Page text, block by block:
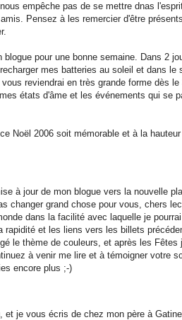
empêche pas de se mettre dnas
Pensez à les remercier d'être
pour une bonne semaine. Dans 2
mes batteries au soleil et dans le
reviendrai en très grande forme dès le
états d'âme et les événements qui se
Noël 2006 soit mémorable et à la
à jour de mon blogue vers la nouvelle
changer grand chose pour vous, chers
dans la facilité avec laquelle je pourrai
rapidité et les liens vers les billets
le thème de couleurs, et après les Fêtes
à venir me lire et à témoigner votre
encore plus ;-)
je vous écris de chez mon père à